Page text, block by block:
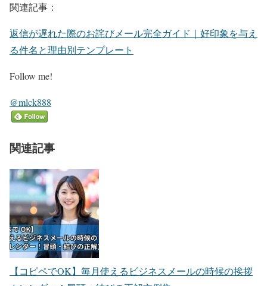
関連記事：
返信が遅れた際のお詫びメール完全ガイド｜好印象を与え
る件名と理由別テンプレート
Follow me!
@mlck888
関連記事
【コピペでOK】毎月使えるビジネスメールの時候の挨拶